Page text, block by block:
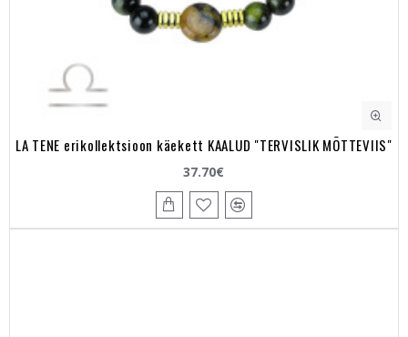
LA TENE erikollektsioon käekett KAALUD "TERVISLIK MÕTTEVIIS"
37.70€